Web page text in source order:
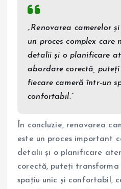
„Renovarea camerelor
un proces complex care
detalii și o planificare
abordare corectă,
fiecare cameră într-un
confortabil.”
În concluzie, renovarea
este un proces important
detalii și o planificare
corectă, puteți
spațiu unic și confortabil,